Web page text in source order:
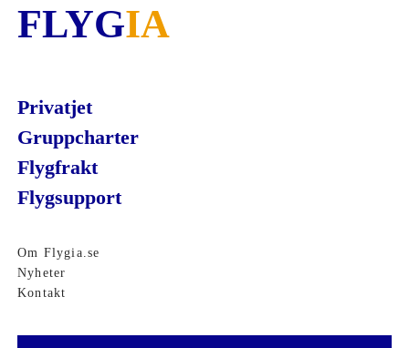
FLYGIA
Privatjet
Gruppcharter
Flygfrakt
Flygsupport
Om Flygia.se
Nyheter
Kontakt